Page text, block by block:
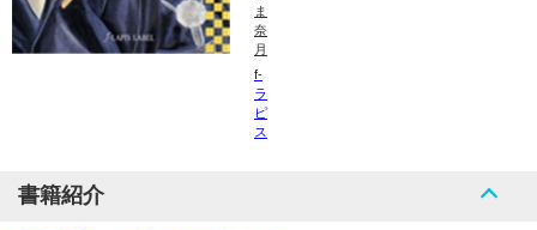
ま
奈
月
f-
ラ
ピ
ス
書籍紹介